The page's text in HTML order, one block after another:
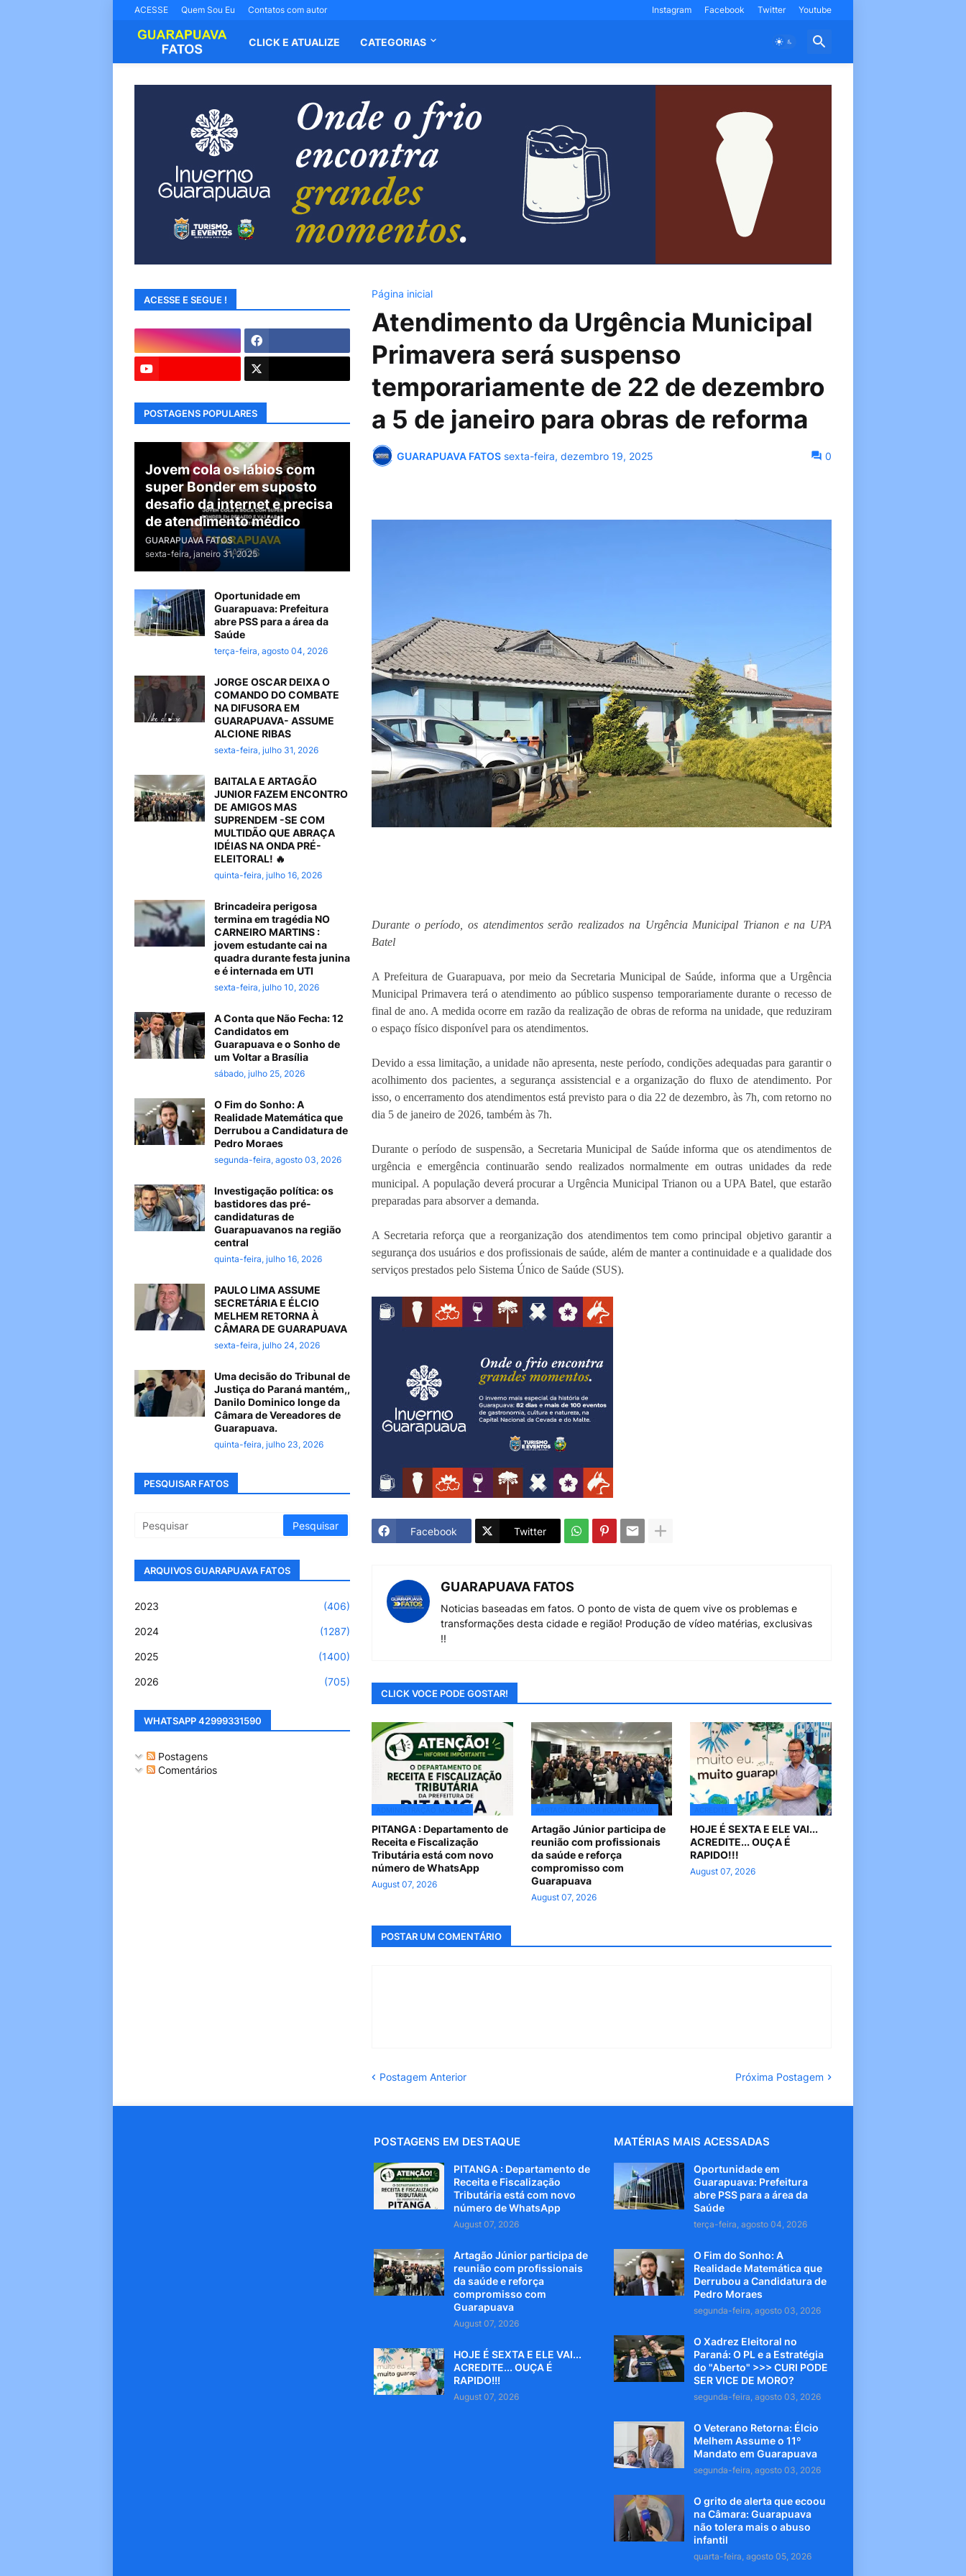
ACESSE Quem Sou Eu Contatos com autor Instagram Facebook Twitter Youtube
CLICK E ATUALIZE CATEGORIAS
Página inicial
Atendimento da Urgência Municipal
Primavera será suspenso
temporariamente de 22 de dezembro
a 5 de janeiro para obras de reforma
GUARAPUAVA FATOS sexta-feira, dezembro 19, 2025 0
Durante o período, os atendimentos serão realizados na Urgência Municipal Trianon e na UPA
Batel
A Prefeitura de Guarapuava, por meio da Secretaria Municipal de Saúde, informa que a Urgência
Municipal Primavera terá o atendimento ao público suspenso temporariamente durante o recesso de
final de ano. A medida ocorre em razão da realização de obras de reforma na unidade, que reduziram
o espaço físico disponível para os atendimentos.
Devido a essa limitação, a unidade não apresenta, neste período, condições adequadas para garantir o
acolhimento dos pacientes, a segurança assistencial e a organização do fluxo de atendimento. Por
isso, o encerramento dos atendimentos está previsto para o dia 22 de dezembro, às 7h, com retorno no
dia 5 de janeiro de 2026, também às 7h.
Durante o período de suspensão, a Secretaria Municipal de Saúde informa que os atendimentos de
urgência e emergência continuarão sendo realizados normalmente em outras unidades da rede
municipal. A população deverá procurar a Urgência Municipal Trianon ou a UPA Batel, que estarão
preparadas para absorver a demanda.
A Secretaria reforça que a reorganização dos atendimentos tem como principal objetivo garantir a
segurança dos usuários e dos profissionais de saúde, além de manter a continuidade e a qualidade dos
serviços prestados pelo Sistema Único de Saúde (SUS).
Facebook Twitter
GUARAPUAVA FATOS
Noticias baseadas em fatos. O ponto de vista de quem vive os problemas e
transformações desta cidade e região! Produção de vídeo matérias, exclusivas
!!
CLICK VOCE PODE GOSTAR!
PITANGA : Departamento de
Receita e Fiscalização
Tributária está com novo
número de WhatsApp
August 07, 2026
Artagão Júnior participa de
reunião com profissionais
da saúde e reforça
compromisso com
Guarapuava
August 07, 2026
HOJE É SEXTA E ELE VAI...
ACREDITE... OUÇA É
RAPIDO!!!
August 07, 2026
POSTAR UM COMENTÁRIO
Postagem Anterior Próxima Postagem
ACESSE E SEGUE !
POSTAGENS POPULARES
Jovem cola os lábios com
super Bonder em suposto
desafio da internet e precisa
de atendimento médico
GUARAPUAVA FATOS
sexta-feira, janeiro 31, 2025
Oportunidade em
Guarapuava: Prefeitura
abre PSS para a área da
Saúde
terça-feira, agosto 04, 2026
JORGE OSCAR DEIXA O
COMANDO DO COMBATE
NA DIFUSORA EM
GUARAPUAVA- ASSUME
ALCIONE RIBAS
sexta-feira, julho 31, 2026
BAITALA E ARTAGÃO
JUNIOR FAZEM ENCONTRO
DE AMIGOS MAS
SUPRENDEM -SE COM
MULTIDÃO QUE ABRAÇA
IDÉIAS NA ONDA PRÉ-
ELEITORAL! 🔥
quinta-feira, julho 16, 2026
Brincadeira perigosa
termina em tragédia NO
CARNEIRO MARTINS :
jovem estudante cai na
quadra durante festa junina
e é internada em UTI
sexta-feira, julho 10, 2026
A Conta que Não Fecha: 12
Candidatos em
Guarapuava e o Sonho de
um Voltar a Brasília
sábado, julho 25, 2026
O Fim do Sonho: A
Realidade Matemática que
Derrubou a Candidatura de
Pedro Moraes
segunda-feira, agosto 03, 2026
Investigação política: os
bastidores das pré-
candidaturas de
Guarapuavanos na região
central
quinta-feira, julho 16, 2026
PAULO LIMA ASSUME
SECRETÁRIA E ÉLCIO
MELHEM RETORNA À
CÂMARA DE GUARAPUAVA
sexta-feira, julho 24, 2026
Uma decisão do Tribunal de
Justiça do Paraná mantém,,
Danilo Dominico longe da
Câmara de Vereadores de
Guarapuava.
quinta-feira, julho 23, 2026
PESQUISAR FATOS
ARQUIVOS GUARAPUAVA FATOS
2023 (406)
2024 (1287)
2025 (1400)
2026 (705)
WHATSAPP 42999331590
Postagens
Comentários
POSTAGENS EM DESTAQUE
PITANGA : Departamento de
Receita e Fiscalização
Tributária está com novo
número de WhatsApp
August 07, 2026
Artagão Júnior participa de
reunião com profissionais
da saúde e reforça
compromisso com
Guarapuava
August 07, 2026
HOJE É SEXTA E ELE VAI...
ACREDITE... OUÇA É
RAPIDO!!!
August 07, 2026
MATÉRIAS MAIS ACESSADAS
Oportunidade em
Guarapuava: Prefeitura
abre PSS para a área da
Saúde
terça-feira, agosto 04, 2026
O Fim do Sonho: A
Realidade Matemática que
Derrubou a Candidatura de
Pedro Moraes
segunda-feira, agosto 03, 2026
O Xadrez Eleitoral no
Paraná: O PL e a Estratégia
do "Aberto" >>> CURI PODE
SER VICE DE MORO?
segunda-feira, agosto 03, 2026
O Veterano Retorna: Élcio
Melhem Assume o 11º
Mandato em Guarapuava
segunda-feira, agosto 03, 2026
O grito de alerta que ecoou
na Câmara: Guarapuava
não tolera mais o abuso
infantil
quarta-feira, agosto 05, 2026